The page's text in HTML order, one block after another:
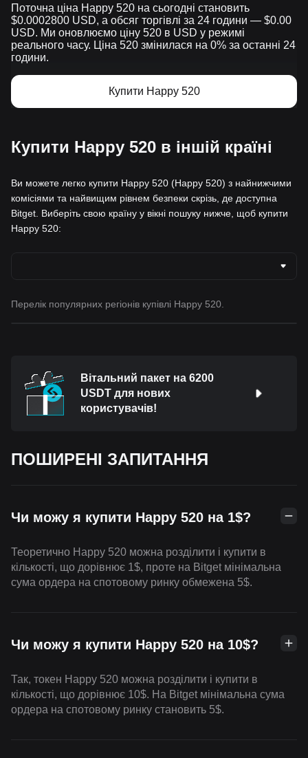
Поточна ціна Happy 520 на сьогодні становить
$0.0002800 USD, а обсяг торгівлі за 24 години — $0.00
USD. Ми оновлюємо ціну 520 в USD у режимі
реального часу. Ціна 520 змінилася на 0% за останні 24
години.
Купити Happy 520
Купити Happy 520 в іншій країні
Ви можете легко купити Happy 520 (Happy 520) з найнижчими
комісіями та найвищим рівнем безпеки скрізь, де доступна
Bitget. Виберіть свою країну у вікні пошуку нижче, щоб купити
Happy 520:
Перелік популярних регіонів купівлі Happy 520.
Вітальний пакет на 6200
USDT для нових
користувачів!
ПОШИРЕНІ ЗАПИТАННЯ
Чи можу я купити Happy 520 на 1$?
Теоретично Happy 520 можна розділити і купити в
кількості, що дорівнює 1$, проте на Bitget мінімальна
сума ордера на спотовому ринку обмежена 5$.
Чи можу я купити Happy 520 на 10$?
Так, токен Happy 520 можна розділити і купити в
кількості, що дорівнює 10$. На Bitget мінімальна сума
ордера на спотовому ринку становить 5$.